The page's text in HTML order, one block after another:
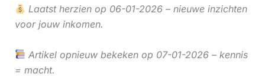
Laatst herzien op 06-01-2026 – nieuwe inzichten
voor jouw inkomen.
Artikel opnieuw bekeken op 07-01-2026 – kennis
= macht.